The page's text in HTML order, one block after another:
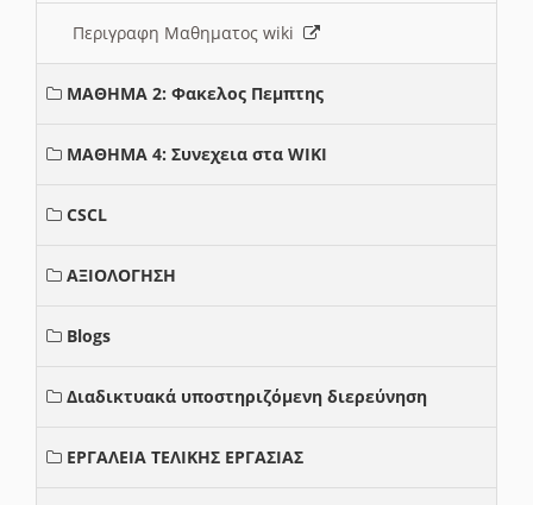
Περιγραφη Μαθηματος wiki
ΜΑΘΗΜΑ 2: Φακελος Πεμπτης
ΜΑΘΗΜΑ 4: Συνεχεια στα WIKI
CSCL
ΑΞΙΟΛΟΓΗΣΗ
Blogs
Διαδικτυακά υποστηριζόμενη διερεύνηση
ΕΡΓΑΛΕΙΑ ΤΕΛΙΚΗΣ ΕΡΓΑΣΙΑΣ